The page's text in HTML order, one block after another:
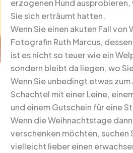
erzogenen Hund
Sie sich erträumt hatten.
Wenn Sie einen akuten Fall von
Fotografin Ruth Marcus,
ist es nicht so teuer wie ein
sondern bleibt da liegen, wo
Wenn Sie unbedingt etwas
Schachtel mit einer Leine,
und einem Gutschein für eine
Wenn die Weihnachtstage
verschenken möchten, suchen
vielleicht lieber einen